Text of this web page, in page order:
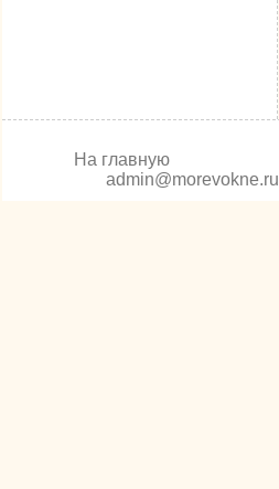
На главную
admin@morevokne.ru